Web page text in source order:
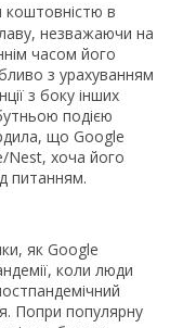
коштовністю в
незважаючи на
часом його
з урахуванням
з боку інших
подією
що Google
Nest, хоча його
питанням.
як Google
коли люди
Попри популярну